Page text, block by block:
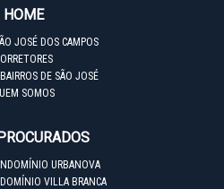
HOME
JOSÉ DOS CAMPOS
DE SÃO JOSÉ
SOMOS
URBANOVA
VILLA BRANCA